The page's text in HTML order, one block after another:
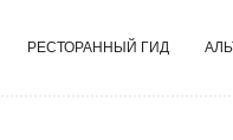
РЕСТОРАННЫЙ ГИД